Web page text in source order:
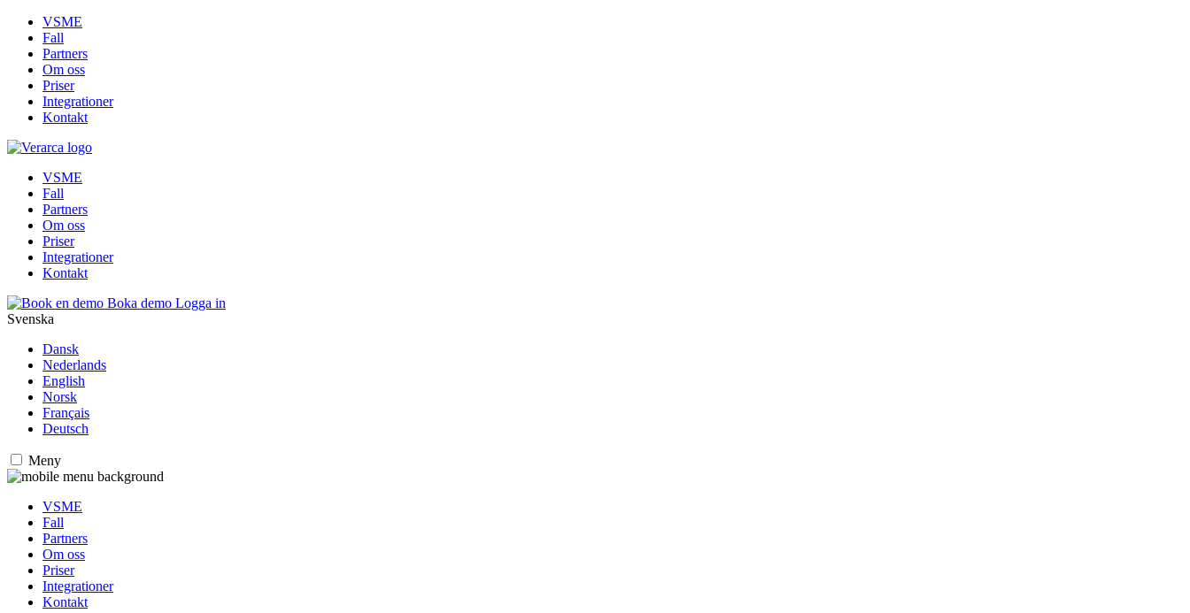
VSME
Fall
Partners
Om oss
Priser
Integrationer
Kontakt
VSME
Fall
Partners
Om oss
Priser
Integrationer
Kontakt
Boka demo Logga in
Svenska
Dansk
Nederlands
English
Norsk
Français
Deutsch
Meny
VSME
Fall
Partners
Om oss
Priser
Integrationer
Kontakt